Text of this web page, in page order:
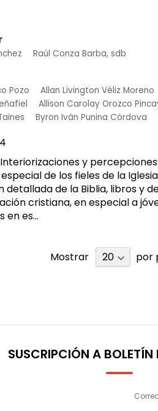
Raúl Conza Barba, sdb
Pozo Allan Livington Véliz Moreno
Allison Carolay Orozco
Byron Iván Punina Córdova
Interiorizaciones y
de los fieles de la
detallada de la Biblia, libros y
cristiana, en especial a
en es...
Mostrar por
SUSCRIPCIÓN A